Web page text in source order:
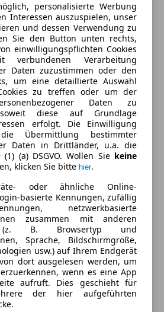
personalisierte Werbung
Interessen auszuspielen, unser
und dessen Verwendung zu
Sie den Button unten rechts,
einwilligungspflichten Cookies
Verarbeitung
Daten zuzustimmen oder den
um eine detaillierte Auswahl
zu treffen oder um der
Daten zu
diese auf Grundlage
erfolgt. Die Einwilligung
Übermittlung bestimmter
Daten in Drittländer, u.a. die
(a) DSGVO. Wollen Sie keine
klicken Sie bitte hier.
oder ähnliche Online-
basierte Kennungen, zufällig
netzwerkbasierte
zusammen mit anderen
(z. B. Browsertyp und
Sprache, Bildschirmgröße,
usw.) auf Ihrem Endgerät
dort ausgelesen werden, um
wenn es eine App
aufruft. Dies geschieht für
der hier aufgeführten